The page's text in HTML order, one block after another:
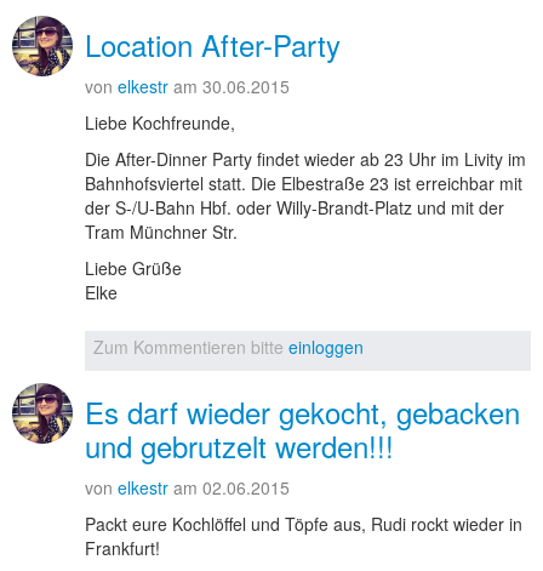
Location After-Party
von elkestr am 30.06.2015
Liebe Kochfreunde,
Die After-Dinner Party findet wieder ab 23 Uhr im Livity im
Bahnhofsviertel statt. Die Elbestraße 23 ist erreichbar mit
der S-/U-Bahn Hbf. oder Willy-Brandt-Platz und mit der
Tram Münchner Str.
Liebe Grüße
Elke
Zum Kommentieren bitte einloggen
Es darf wieder gekocht, gebacken
und gebrutzelt werden!!!
von elkestr am 02.06.2015
Packt eure Kochlöffel und Töpfe aus, Rudi rockt wieder in
Frankfurt!